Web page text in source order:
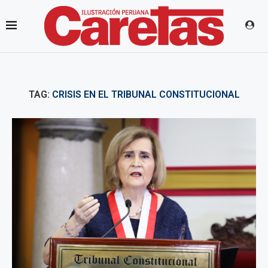
TAG: CRISIS EN EL TRIBUNAL CONSTITUCIONAL